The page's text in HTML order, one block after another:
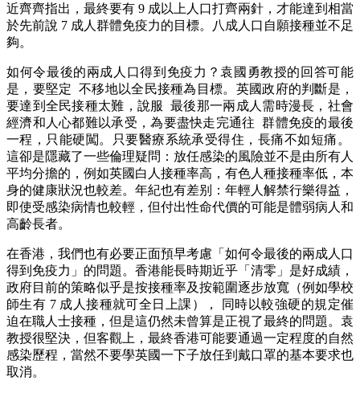
近齊齊指出，最終要有 9 成以上人口打齊兩針，才能達到相當
於先前說 7 成人群體免疫力的目標。八成人口自願接種並不足
夠。
如何令最後的兩成人口得到免疫力？袁國勇教授的回答可能
是，要堅定 不移地以全民接種為目標。英國政府的判斷是，
要達到全民接種太難，說服 最後那一兩成人需時漫長，社會
經濟和人心都難以承受，為要盡快走完通往 群體免疫的最後
一程，只能硬闖。只要醫療系統承受得住，長痛不如短痛。
這卻是隱藏了一些倫理疑問：放任感染的風險並不是由所有人
平均分擔的，例如英國白人接種率高，有色人種接種率低，本
身的健康狀況也較差。年紀也有差别：年輕人解禁行樂得益，
即使受感染病情也較輕，但付出性命代價的可能是體弱病人和
高齡長者。
在香港，我們也有必要正面預早考慮「如何令最後的兩成人口
得到免疫力」的問題。香港能長時期近乎「清零」是好成績，
政府目前的策略似乎是按接種率及按範圍逐步放寬（例如學校
師生有 7 成人接種就可全日上課）， 同時以較強硬的規定催
迫在職人士接種，但是這仍然未曾算是正視了最終的問題。袁
教授很堅決，但客觀上，最終香港可能要通過一定程度的自然
感染歷程，當然不要學英國一下子放任到戴口罩的基本要求也
取消。